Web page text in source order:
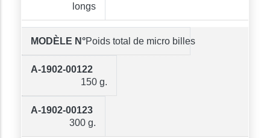
longs
Poids total de micro billes
150 g.
300 g.